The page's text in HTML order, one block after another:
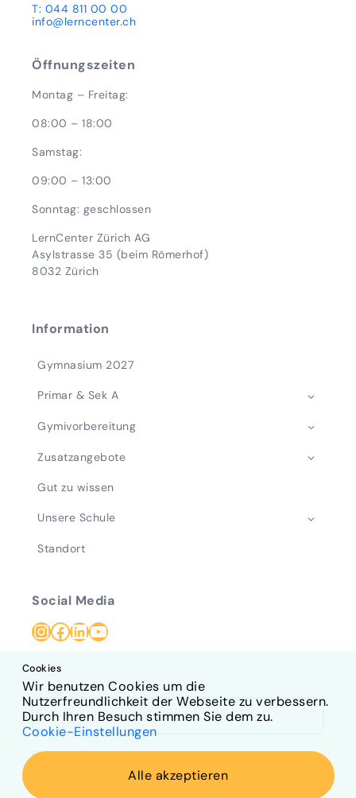
T: 044 811 00 00
info@lerncenter.ch
Öffnungszeiten
Montag – Freitag:
08:00 – 18:00
Samstag:
09:00 – 13:00
Sonntag: geschlossen
LernCenter Zürich AG
Asylstrasse 35 (beim Römerhof)
8032 Zürich
Information
Gymnasium 2027
Primar & Sek A
Gymivorbereitung
Zusatzangebote
Gut zu wissen
Unsere Schule
Standort
Social Media
Instagram
Facebook
LinkedIn
YouTube
Unsere Räume mieten
Folgen Sie uns für aktuelle Updates
Cookies
Wir benutzen Cookies um die
Nutzerfreundlichkeit der Webseite zu verbessern.
Durch Ihren Besuch stimmen Sie dem zu.
Cookie-Einstellungen
Alle akzeptieren